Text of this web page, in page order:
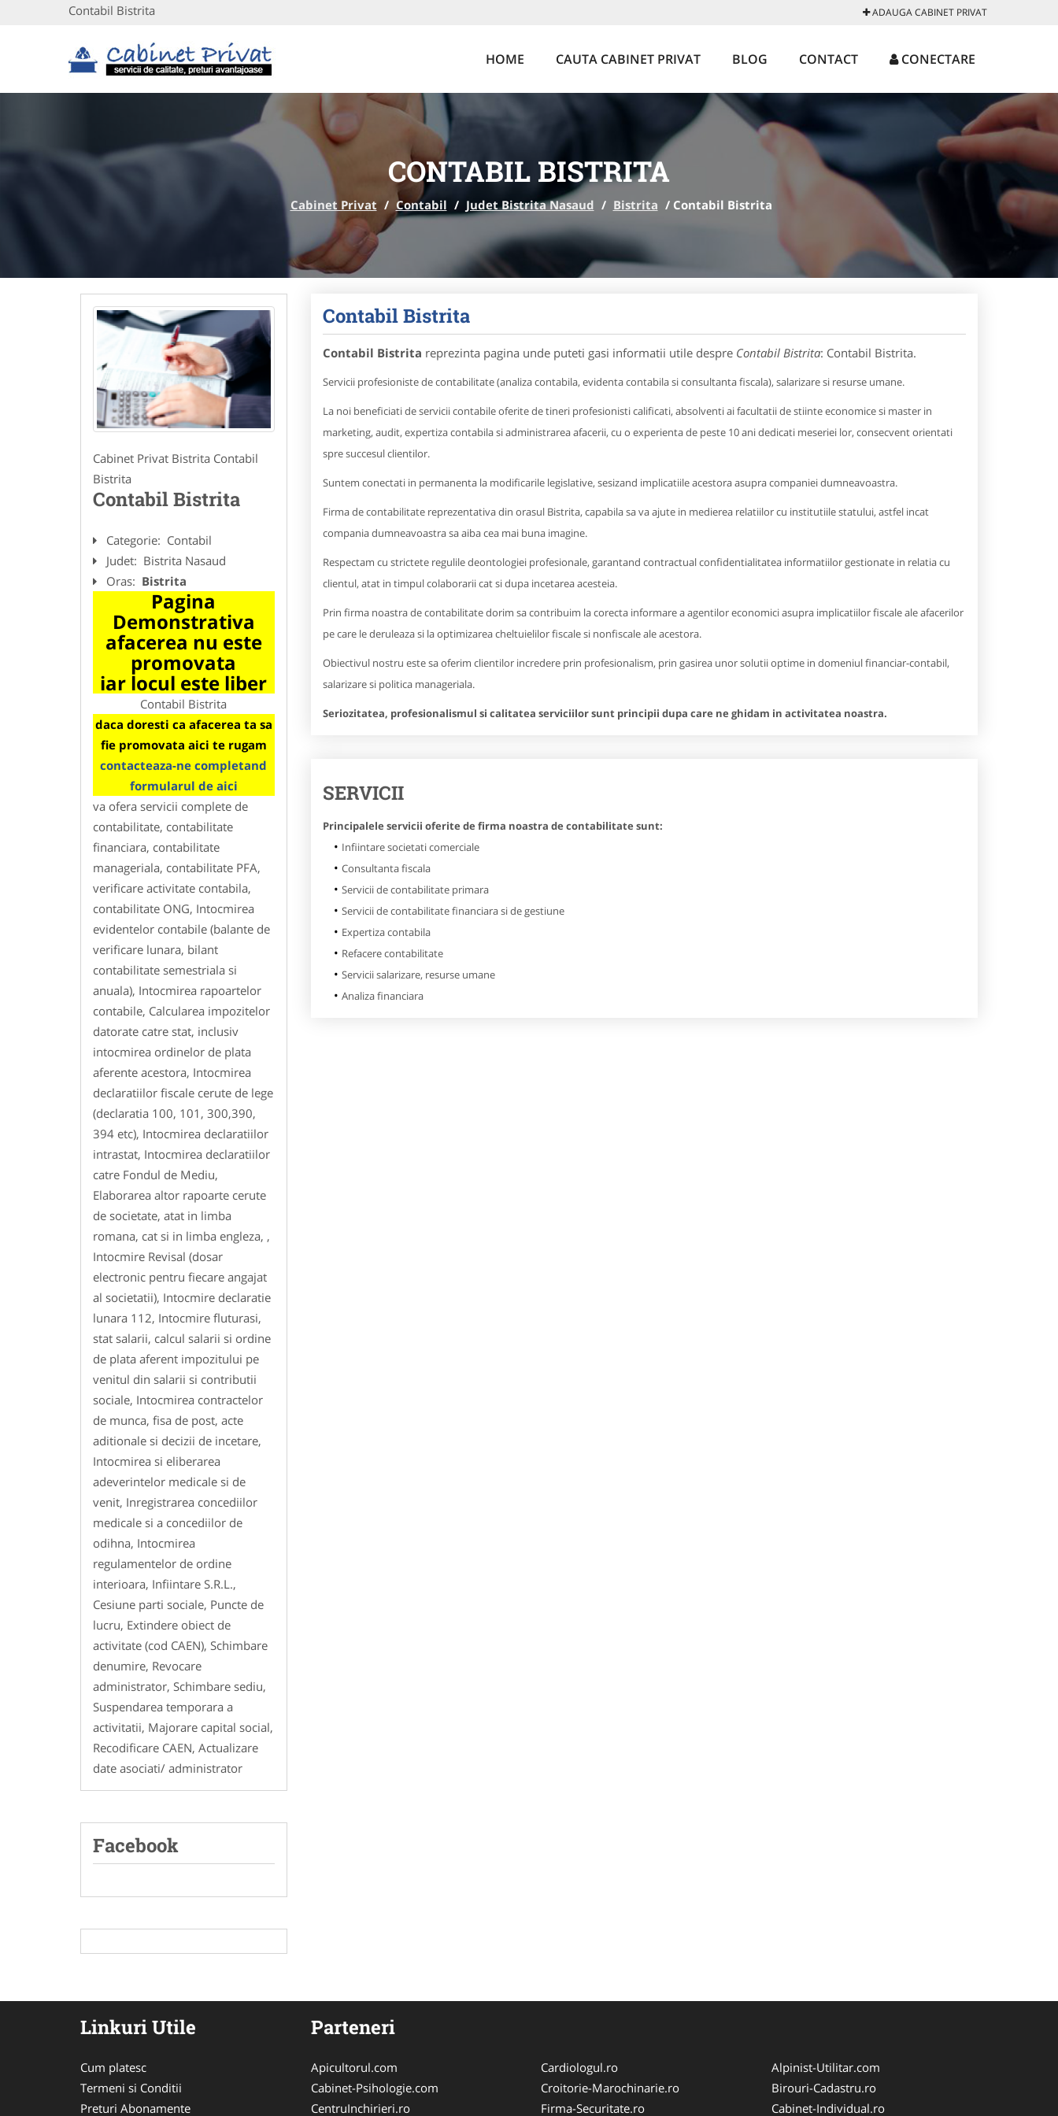
Contabil Bistrita ADAUGA CABINET PRIVAT
HOME CAUTA CABINET PRIVAT BLOG CONTACT CONECTARE
CONTABIL BISTRITA
Cabinet Privat / Contabil / Judet Bistrita Nasaud / Bistrita / Contabil Bistrita
Cabinet Privat Bistrita Contabil
Bistrita
Contabil Bistrita
Categorie: Contabil
Judet: Bistrita Nasaud
Oras: Bistrita
Pagina
Demonstrativa
afacerea nu este
promovata
iar locul este liber
Contabil Bistrita
daca doresti ca afacerea ta sa
fie promovata aici te rugam
contacteaza-ne completand
formularul de aici
va ofera servicii complete de
contabilitate, contabilitate
financiara, contabilitate
manageriala, contabilitate PFA,
verificare activitate contabila,
contabilitate ONG, Intocmirea
evidentelor contabile (balante de
verificare lunara, bilant
contabilitate semestriala si
anuala), Intocmirea rapoartelor
contabile, Calcularea impozitelor
datorate catre stat, inclusiv
intocmirea ordinelor de plata
aferente acestora, Intocmirea
declaratiilor fiscale cerute de lege
(declaratia 100, 101, 300,390,
394 etc), Intocmirea declaratiilor
intrastat, Intocmirea declaratiilor
catre Fondul de Mediu,
Elaborarea altor rapoarte cerute
de societate, atat in limba
romana, cat si in limba engleza, ,
Intocmire Revisal (dosar
electronic pentru fiecare angajat
al societatii), Intocmire declaratie
lunara 112, Intocmire fluturasi,
stat salarii, calcul salarii si ordine
de plata aferent impozitului pe
venitul din salarii si contributii
sociale, Intocmirea contractelor
de munca, fisa de post, acte
aditionale si decizii de incetare,
Intocmirea si eliberarea
adeverintelor medicale si de
venit, Inregistrarea concediilor
medicale si a concediilor de
odihna, Intocmirea
regulamentelor de ordine
interioara, Infiintare S.R.L.,
Cesiune parti sociale, Puncte de
lucru, Extindere obiect de
activitate (cod CAEN), Schimbare
denumire, Revocare
administrator, Schimbare sediu,
Suspendarea temporara a
activitatii, Majorare capital social,
Recodificare CAEN, Actualizare
date asociati/ administrator
Facebook
Contabil Bistrita
Contabil Bistrita reprezinta pagina unde puteti gasi informatii utile despre Contabil Bistrita: Contabil Bistrita.
Servicii profesioniste de contabilitate (analiza contabila, evidenta contabila si consultanta fiscala), salarizare si resurse umane.
La noi beneficiati de servicii contabile oferite de tineri profesionisti calificati, absolventi ai facultatii de stiinte economice si master in
marketing, audit, expertiza contabila si administrarea afacerii, cu o experienta de peste 10 ani dedicati meseriei lor, consecvent orientati
spre succesul clientilor.
Suntem conectati in permanenta la modificarile legislative, sesizand implicatiile acestora asupra companiei dumneavoastra.
Firma de contabilitate reprezentativa din orasul Bistrita, capabila sa va ajute in medierea relatiilor cu institutiile statului, astfel incat
compania dumneavoastra sa aiba cea mai buna imagine.
Respectam cu strictete regulile deontologiei profesionale, garantand contractual confidentialitatea informatiilor gestionate in relatia cu
clientul, atat in timpul colaborarii cat si dupa incetarea acesteia.
Prin firma noastra de contabilitate dorim sa contribuim la corecta informare a agentilor economici asupra implicatiilor fiscale ale afacerilor
pe care le deruleaza si la optimizarea cheltuielilor fiscale si nonfiscale ale acestora.
Obiectivul nostru este sa oferim clientilor incredere prin profesionalism, prin gasirea unor solutii optime in domeniul financiar-contabil,
salarizare si politica manageriala.
Seriozitatea, profesionalismul si calitatea serviciilor sunt principii dupa care ne ghidam in activitatea noastra.
SERVICII
Principalele servicii oferite de firma noastra de contabilitate sunt:
Infiintare societati comerciale
Consultanta fiscala
Servicii de contabilitate primara
Servicii de contabilitate financiara si de gestiune
Expertiza contabila
Refacere contabilitate
Servicii salarizare, resurse umane
Analiza financiara
Linkuri Utile
Cum platesc
Termeni si Conditii
Preturi Abonamente
Parteneri
Apicultorul.com
Cabinet-Psihologie.com
CentruInchirieri.ro
Cardiologul.ro
Croitorie-Marochinarie.ro
Firma-Securitate.ro
Alpinist-Utilitar.com
Birouri-Cadastru.ro
Cabinet-Individual.ro